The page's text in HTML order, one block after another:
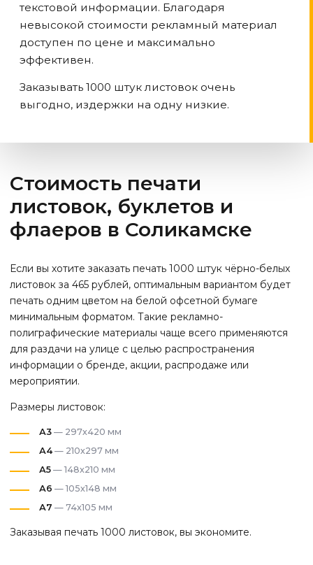
текстовой информации. Благодаря
невысокой стоимости рекламный материал
доступен по цене и максимально
эффективен.
Заказывать 1000 штук листовок очень
выгодно, издержки на одну низкие.
Стоимость печати
листовок, буклетов и
флаеров в Соликамске
Если вы хотите заказать печать 1000 штук чёрно-белых
листовок за 465 рублей, оптимальным вариантом будет
печать одним цветом на белой офсетной бумаге
минимальным форматом. Такие рекламно-
полиграфические материалы чаще всего применяются
для раздачи на улице с целью распространения
информации о бренде, акции, распродаже или
мероприятии.
Размеры листовок:
А3 — 297х420 мм
А4— 210х297 мм
А5 — 148х210 мм
А6 — 105х148 мм
А7 — 74х105 мм
Заказывая печать 1000 листовок, вы экономите.